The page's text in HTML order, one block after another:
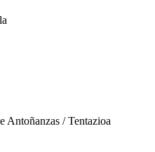
Antoñanzas / Tentazioa